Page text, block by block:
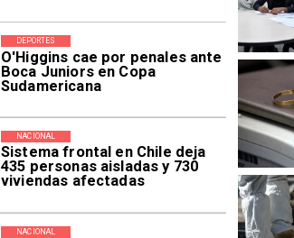
O'Higgins cae por penales ante
Boca Juniors en Copa
Sudamericana
DEPORTES
Sistema frontal en Chile deja
435 personas aisladas y 730
viviendas afectadas
NACIONAL
NACIONAL